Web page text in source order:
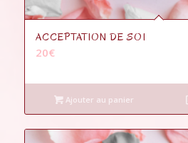
ACCEPTATION DE SOI
20€
Ajouter au panier